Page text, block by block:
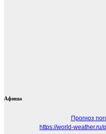
Афиша
Прогноз
https://world-